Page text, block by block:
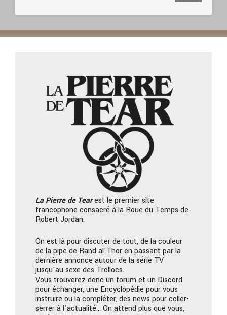
La Pierrede Tearest le premier site
francophone consacré à la Roue du Temps de
Robert Jordan.
On est là pour discuter de tout, de la couleur
de la pipe de Rand al'Thor en passant par la
dernière annonce autour de la série TV
jusqu'au sexe des Trollocs.
Vous trouverez donc un forum et un Discord
pour échanger, une Encyclopédie pour vous
instruire ou la compléter, des news pour coller-
serrer à l'actualité… On attend plus que vous,